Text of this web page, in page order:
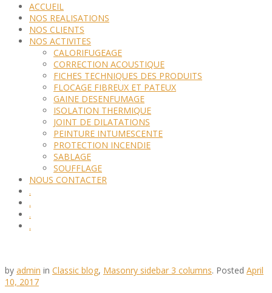
ACCUEIL
NOS REALISATIONS
NOS CLIENTS
NOS ACTIVITES
CALORIFUGEAGE
CORRECTION ACOUSTIQUE
FICHES TECHNIQUES DES PRODUITS
FLOCAGE FIBREUX ET PATEUX
GAINE DESENFUMAGE
ISOLATION THERMIQUE
JOINT DE DILATATIONS
PEINTURE INTUMESCENTE
PROTECTION INCENDIE
SABLAGE
SOUFFLAGE
NOUS CONTACTER
.
.
.
.
by admin in Classic blog, Masonry sidebar 3 columns. Posted April
10, 2017